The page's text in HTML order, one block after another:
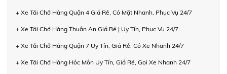
+ Xe Tải Chở Hàng Quận 4 Giá Rẻ, Có Mặt Nhanh, Phục Vụ 24/7
+ Xe Tải Chở Hàng Thuận An Giá Rẻ | Uy Tín, Phục Vụ 24/7
+ Xe Tải Chở Hàng Quận 7 Uy Tín, Giá Rẻ, Có Xe Nhanh 24/7
+ Xe Tải Chở Hàng Hóc Môn Uy Tín, Giá Rẻ, Gọi Xe Nhanh 24/7